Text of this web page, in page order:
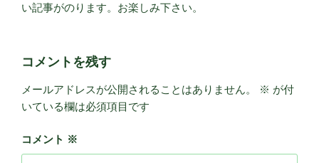
い記事がのります。お楽しみ下さい。
コメントを残す
メールアドレスが公開されることはありません。 ※ が付
いている欄は必須項目です
コメント ※